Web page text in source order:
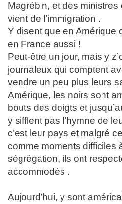
Magrébin, et des ministres
vient de l’immigration .
Y disent que en Amérique
en France aussi !
Peut-être un jour, mais y
journaleux qui comptent
vendre un peu plus leurs
Amérique, les noirs sont
bouts des doigts et
y sifflent pas l’hymne de
c’est leur pays et malgré
comme moments difficiles
ségrégation, ils ont
accommodés .
Aujourd’hui, y sont